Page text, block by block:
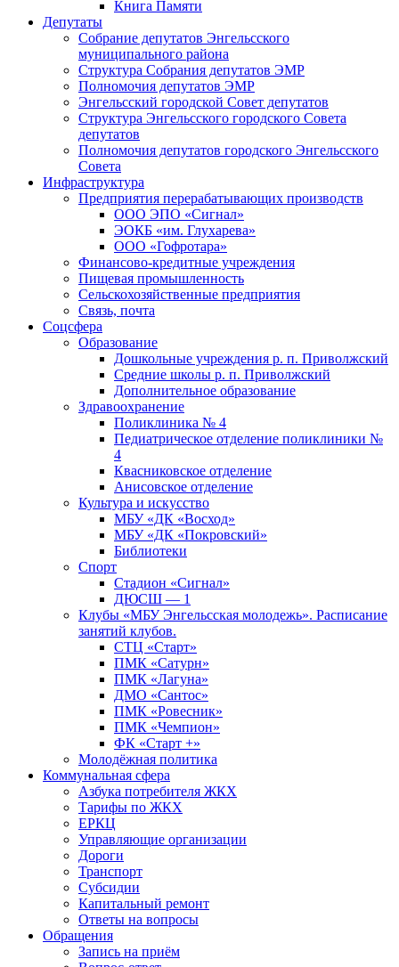
Книга Памяти
Депутаты
Собрание депутатов Энгельсского
муниципального района
Структура Собрания депутатов ЭМР
Полномочия депутатов ЭМР
Энгельсский городской Совет депутатов
Структура Энгельсского городского Совета
депутатов
Полномочия депутатов городского Энгельсского
Совета
Инфраструктура
Предприятия перерабатывающих производств
ООО ЭПО «Сигнал»
ЭОКБ «им. Глухарева»
ООО «Гофротара»
Финансово-кредитные учреждения
Пищевая промышленность
Сельскохозяйственные предприятия
Связь, почта
Соцсфера
Образование
Дошкольные учреждения р. п. Приволжский
Средние школы р. п. Приволжский
Дополнительное образование
Здравоохранение
Поликлиника № 4
Педиатрическое отделение поликлиники №
4
Квасниковское отделение
Анисовское отделение
Культура и искусство
МБУ «ДК «Восход»
МБУ «ДК «Покровский»
Библиотеки
Спорт
Стадион «Сигнал»
ДЮСШ — 1
Клубы «МБУ Энгельсская молодежь». Расписание
занятий клубов.
СТЦ «Старт»
ПМК «Сатурн»
ПМК «Лагуна»
ДМО «Сантос»
ПМК «Ровесник»
ПМК «Чемпион»
ФК «Старт +»
Молодёжная политика
Коммунальная сфера
Азбука потребителя ЖКХ
Тарифы по ЖКХ
ЕРКЦ
Управляющие организации
Дороги
Транспорт
Субсидии
Капитальный ремонт
Ответы на вопросы
Обращения
Запись на приём